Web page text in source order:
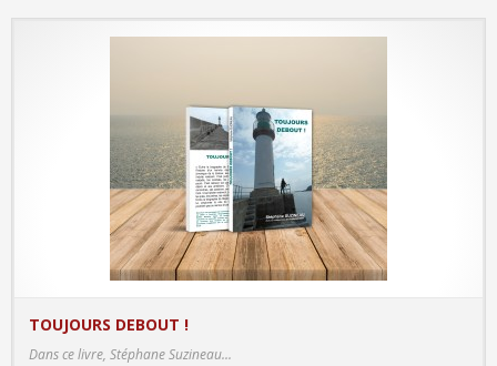
TOUJOURS DEBOUT !
Dans ce livre, Stéphane Suzineau...